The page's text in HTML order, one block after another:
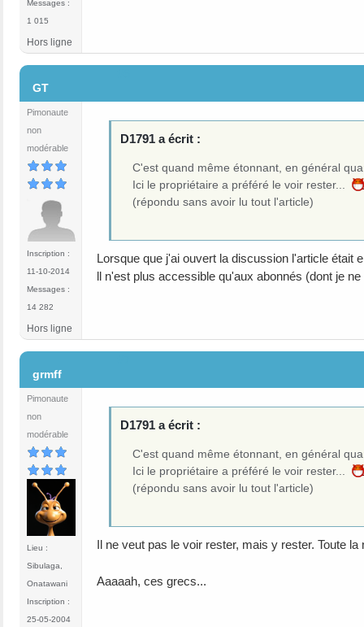
Messages :
1 015
Hors ligne
GT
Pimonaute
non
modérable
Inscription :
11-10-2014
Messages :
14 282
D1791 a écrit :
C'est quand même étonnant, en général
Ici le propriétaire a préféré le voir rester...
(répondu sans avoir lu tout l'article)
Lorsque que j'ai ouvert la discussion l'article était
ll n'est plus accessible qu'aux abonnés (dont je
Hors ligne
grmff
Pimonaute
non
modérable
Lieu :
Sibulaga,
Onatawani
Inscription :
25-05-2004
D1791 a écrit :
C'est quand même étonnant, en général
Ici le propriétaire a préféré le voir rester...
(répondu sans avoir lu tout l'article)
Il ne veut pas le voir rester, mais y rester. Toute la
Aaaaah, ces grecs...